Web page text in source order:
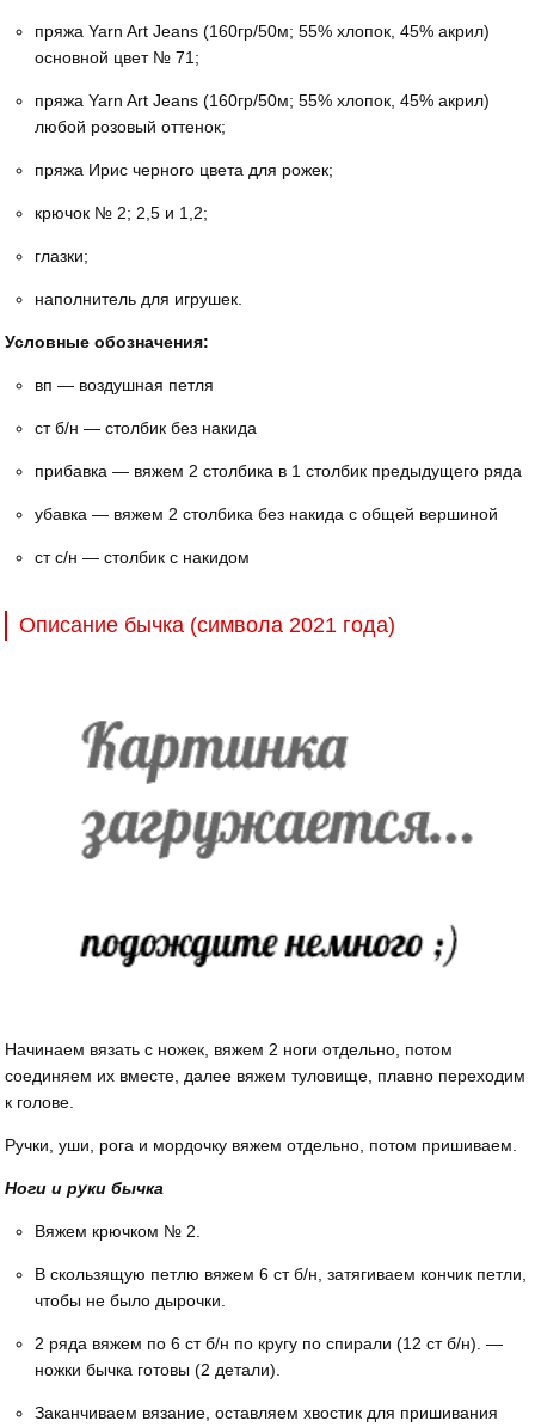
пряжа Yarn Art Jeans (160гр/50м; 55% хлопок, 45% акрил)
основной цвет № 71;
пряжа Yarn Art Jeans (160гр/50м; 55% хлопок, 45% акрил)
любой розовый оттенок;
пряжа Ирис черного цвета для рожек;
крючок № 2; 2,5 и 1,2;
глазки;
наполнитель для игрушек.
Условные обозначения:
вп — воздушная петля
ст б/н — столбик без накида
прибавка — вяжем 2 столбика в 1 столбик предыдущего ряда
убавка — вяжем 2 столбика без накида с общей вершиной
ст с/н — столбик с накидом
Описание бычка (символа 2021 года)
Начинаем вязать с ножек, вяжем 2 ноги отдельно, потом
соединяем их вместе, далее вяжем туловище, плавно переходим
к голове.
Ручки, уши, рога и мордочку вяжем отдельно, потом пришиваем.
Ноги и руки бычка
Вяжем крючком № 2.
В скользящую петлю вяжем 6 ст б/н, затягиваем кончик петли,
чтобы не было дырочки.
2 ряда вяжем по 6 ст б/н по кругу по спирали (12 ст б/н). —
ножки бычка готовы (2 детали).
Заканчиваем вязание, оставляем хвостик для пришивания